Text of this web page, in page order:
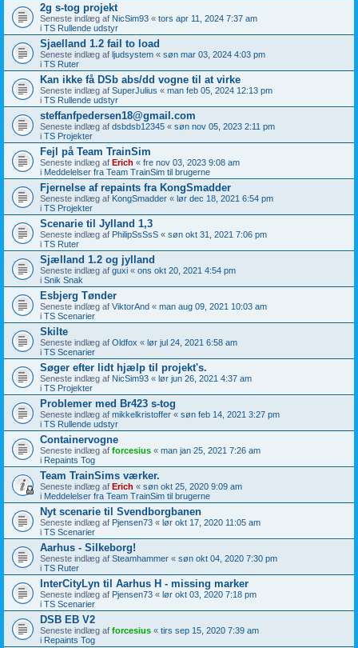
2g s-tog projekt
Seneste indlæg af NicSim93 « tors apr 11, 2024 7:37 am
i TS Rullende udstyr
Sjaelland 1.2 fail to load
Seneste indlæg af ljudsystem « søn mar 03, 2024 4:03 pm
i TS Ruter
Kan ikke få DSb abs/dd vogne til at virke
Seneste indlæg af SuperJulius « man feb 05, 2024 12:13 pm
i TS Rullende udstyr
steffanfpedersen18@gmail.com
Seneste indlæg af dsbdsb12345 « søn nov 05, 2023 2:11 pm
i TS Projekter
Fejl på Team TrainSim
Seneste indlæg af Erich « fre nov 03, 2023 9:08 am
i Meddelelser fra Team TrainSim til brugerne
Fjernelse af repaints fra KongSmadder
Seneste indlæg af KongSmadder « lør dec 18, 2021 6:54 pm
i TS Projekter
Scenarie til Jylland 1,3
Seneste indlæg af PhilipSsSsS « søn okt 31, 2021 7:06 pm
i TS Ruter
Sjælland 1.2 og jylland
Seneste indlæg af guxi « ons okt 20, 2021 4:54 pm
i Snik Snak
Esbjerg Tønder
Seneste indlæg af ViktorAnd « man aug 09, 2021 10:03 am
i TS Scenarier
Skilte
Seneste indlæg af Oldfox « lør jul 24, 2021 6:58 am
i TS Scenarier
Søger efter lidt hjælp til projekt's.
Seneste indlæg af NicSim93 « lør jun 26, 2021 4:37 am
i TS Projekter
Problemer med Br423 s-tog
Seneste indlæg af mikkelkristoffer « søn feb 14, 2021 3:27 pm
i TS Rullende udstyr
Containervogne
Seneste indlæg af forcesius « man jan 25, 2021 7:26 am
i Repaints Tog
Team TrainSims værker.
Seneste indlæg af Erich « søn okt 25, 2020 9:09 am
i Meddelelser fra Team TrainSim til brugerne
Nyt scenarie til Svendborgbanen
Seneste indlæg af Pjensen73 « lør okt 17, 2020 11:05 am
i TS Scenarier
Aarhus - Silkeborg!
Seneste indlæg af Steamhammer « søn okt 04, 2020 7:30 pm
i TS Ruter
InterCityLyn til Aarhus H - missing marker
Seneste indlæg af Pjensen73 « lør okt 03, 2020 7:18 pm
i TS Scenarier
DSB EB V2
Seneste indlæg af forcesius « tirs sep 15, 2020 7:39 am
i Repaints Tog